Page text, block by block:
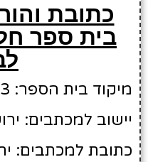
כתובת
בית ספר
מיקוד בית הספר: 9120803
יישוב למכתבים:
כתובת למכתבים: